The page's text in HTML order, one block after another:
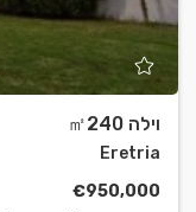
וילה ㎡240
Eretria
€950,000